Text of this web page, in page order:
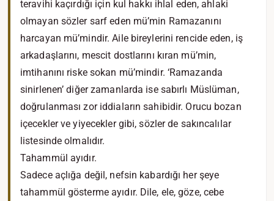
teravihi kaçırdığı için kul hakkı ihlal eden, ahlaki
olmayan sözler sarf eden mü’min Ramazanını
harcayan mü’mindir. Aile bireylerini rencide eden, iş
arkadaşlarını, mescit dostlarını kıran mü’min,
imtihanını riske sokan mü’mindir. ‘Ramazanda
sinirlenen’ diğer zamanlarda ise sabırlı Müslüman,
doğrulanması zor iddiaların sahibidir. Orucu bozan
içecekler ve yiyecekler gibi, sözler de sakıncalılar
listesinde olmalıdır.
Tahammül ayıdır.
Sadece açlığa değil, nefsin kabardığı her şeye
tahammül gösterme ayıdır. Dile, ele, göze, cebe